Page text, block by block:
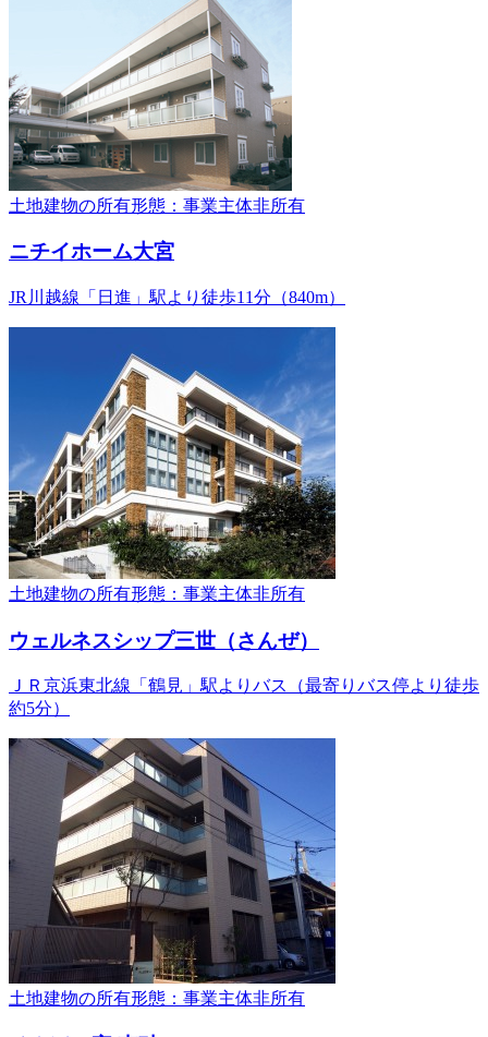
土地建物の所有形態：事業主体非所有
ニチイホーム大宮
JR川越線「日進」駅より徒歩11分（840m）
土地建物の所有形態：事業主体非所有
ウェルネスシップ三世（さんぜ）
ＪＲ京浜東北線「鶴見」駅よりバス（最寄りバス停より徒歩
約5分）
土地建物の所有形態：事業主体非所有